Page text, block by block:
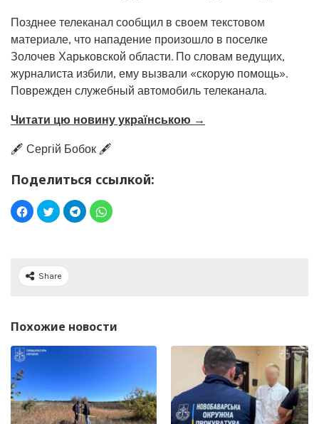
Позднее телеканал сообщил в своем текстовом
материале, что нападение произошло в поселке
Золочев Харьковской области. По словам ведущих,
журналиста избили, ему вызвали «скорую помощь».
Поврежден служебный автомобиль телеканала.
Читати цю новину українською →
🖋️ Сергій Бобок 🖋️
Поделиться ссылкой:
Share
Похожие новости